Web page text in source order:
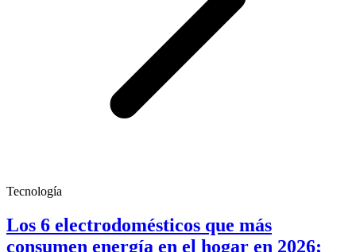
Tecnología
Los 6 electrodomésticos que más
consumen energía en el hogar en 2026;